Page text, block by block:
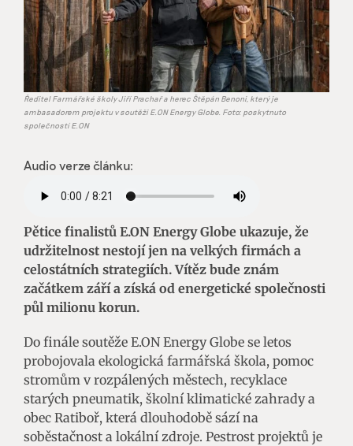
Ředitel Farmářské školy Jiří Prachař a herec Štěpán Benoni, který je
ambasadorem projektu v soutěži E.ON Energy Globe. Foto: poskytnuto
společností E.ON
Audio verze článku:
Pětice finalistů E.ON Energy Globe ukazuje, že
udržitelnost nestojí jen na velkých firmách a
celostátních strategiích. Vítěz bude znám
začátkem září a získá od energetické společnosti
půl milionu korun.
Do finále soutěže E.ON Energy Globe se letos
probojovala ekologická farmářská škola, pomoc
stromům v rozpálených městech, recyklace
starých pneumatik, školní klimatické zahrady a
obec Ratiboř, která dlouhodobě sází na
soběstačnost a lokální zdroje. Pestrost projektů je